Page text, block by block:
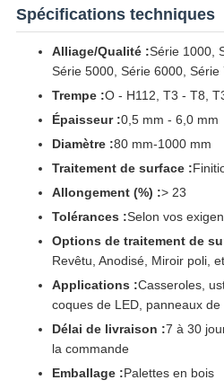
Spécifications techniques
Alliage/Qualité :Série 1000,
Série 5000, Série 6000,
Trempe :O - H112, T3 - T8,
Épaisseur :0,5 mm - 6,0 mm
Diamètre :80 mm-1000 mm
Traitement de surface :
Allongement (%) :> 23
Tolérances :Selon vos
Options de traitement de
Revêtu, Anodisé, Miroir poli,
Applications :Casseroles,
coques de LED, panneaux
Délai de livraison :7 à 30
la commande
Emballage :Palettes en bois